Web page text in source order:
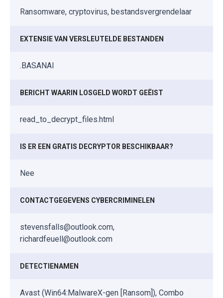
Ransomware, cryptovirus, bestandsvergrendelaar
EXTENSIE VAN VERSLEUTELDE BESTANDEN
.BASANAI
BERICHT WAARIN LOSGELD WORDT GEËIST
read_to_decrypt_files.html
IS ER EEN GRATIS DECRYPTOR BESCHIKBAAR?
Nee
CONTACTGEGEVENS CYBERCRIMINELEN
stevensfalls@outlook.com,
richardfeuell@outlook.com
DETECTIENAMEN
Avast (Win64:MalwareX-gen [Ransom]), Combo